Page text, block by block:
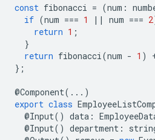
const fibonacci = (num :
if (num === 1 || num === 2
return 1 ;
}
return fibonacci(num - 1 )
};
@Component(...)
export class
@Input() data :
@Input() department :